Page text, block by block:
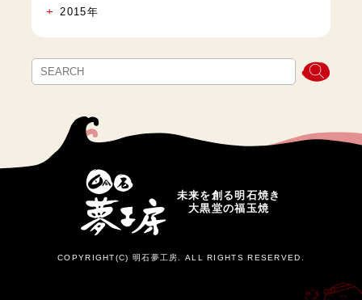
2015年
未来を創る明石焼き
大黒堂の福玉焼
COPYRIGHT(C) 明石夢工房. ALL RIGHTS RESERVED.